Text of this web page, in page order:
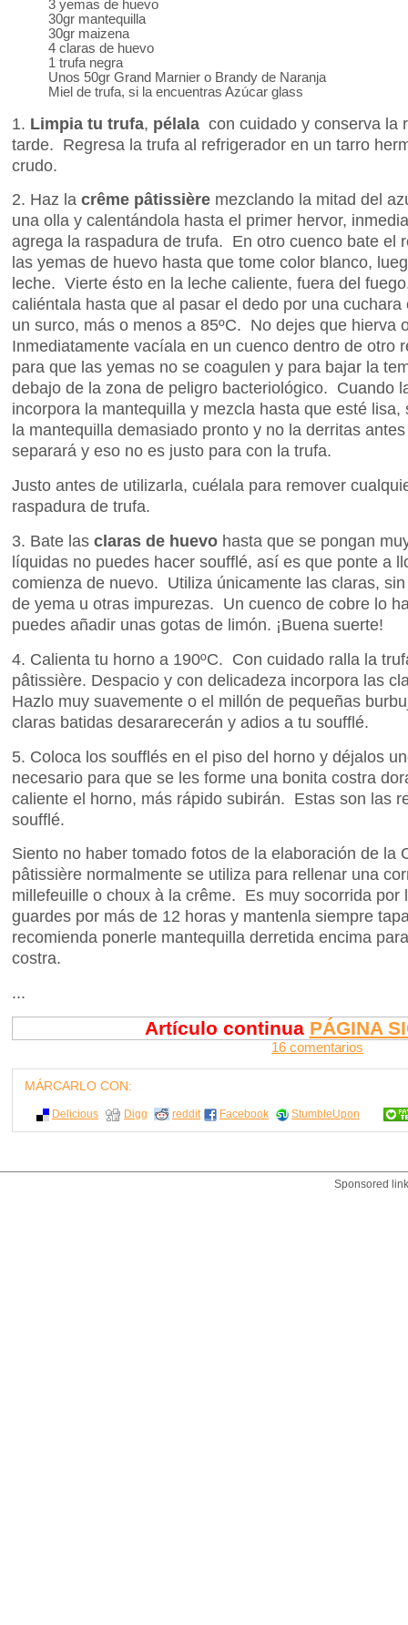
3 yemas de huevo
30gr mantequilla
30gr maizena
4 claras de huevo
1 trufa negra
Unos 50gr Grand Marnier o Brandy de Naranja
Miel de trufa, si la encuentras Azúcar glass
1. Limpia tu trufa, pélala con cuidado y conserva la
tarde. Regresa la trufa al refrigerador en un tarro
crudo.
2. Haz la crême pâtissière mezclando la mitad del
una olla y calentándola hasta el primer hervor,
agrega la raspadura de trufa. En otro cuenco bate el
las yemas de huevo hasta que tome color blanco,
leche. Vierte ésto en la leche caliente, fuera del
caliéntala hasta que al pasar el dedo por una
un surco, más o menos a 85ºC. No dejes que hierva
Inmediatamente vacíala en un cuenco dentro de otro
para que las yemas no se coagulen y para bajar la
debajo de la zona de peligro bacteriológico. Cuando
incorpora la mantequilla y mezcla hasta que esté
la mantequilla demasiado pronto y no la derritas
separará y eso no es justo para con la trufa.
Justo antes de utilizarla, cuélala para remover
raspadura de trufa.
3. Bate las claras de huevo hasta que se pongan
líquidas no puedes hacer soufflé, así es que ponte a
comienza de nuevo. Utiliza únicamente las claras,
de yema u otras impurezas. Un cuenco de cobre lo
puedes añadir unas gotas de limón. ¡Buena suerte!
4. Calienta tu horno a 190ºC. Con cuidado ralla la
pâtissière. Despacio y con delicadeza incorpora las
Hazlo muy suavemente o el millón de pequeñas
claras batidas desararecerán y adios a tu soufflé.
5. Coloca los soufflés en el piso del horno y déjalos
necesario para que se les forme una bonita costra
caliente el horno, más rápido subirán. Estas son las
soufflé.
Siento no haber tomado fotos de la elaboración de la
pâtissière normalmente se utiliza para rellenar una
millefeuille o choux à la crême. Es muy socorrida por
guardes por más de 12 horas y mantenla siempre
recomienda ponerle mantequilla derretida encima
costra.
...
Artículo continua PÁGINA
16 comentarios
MÁRCARLO CON:
Delicious Digg reddit Facebook StumbleUpon
Sponsored